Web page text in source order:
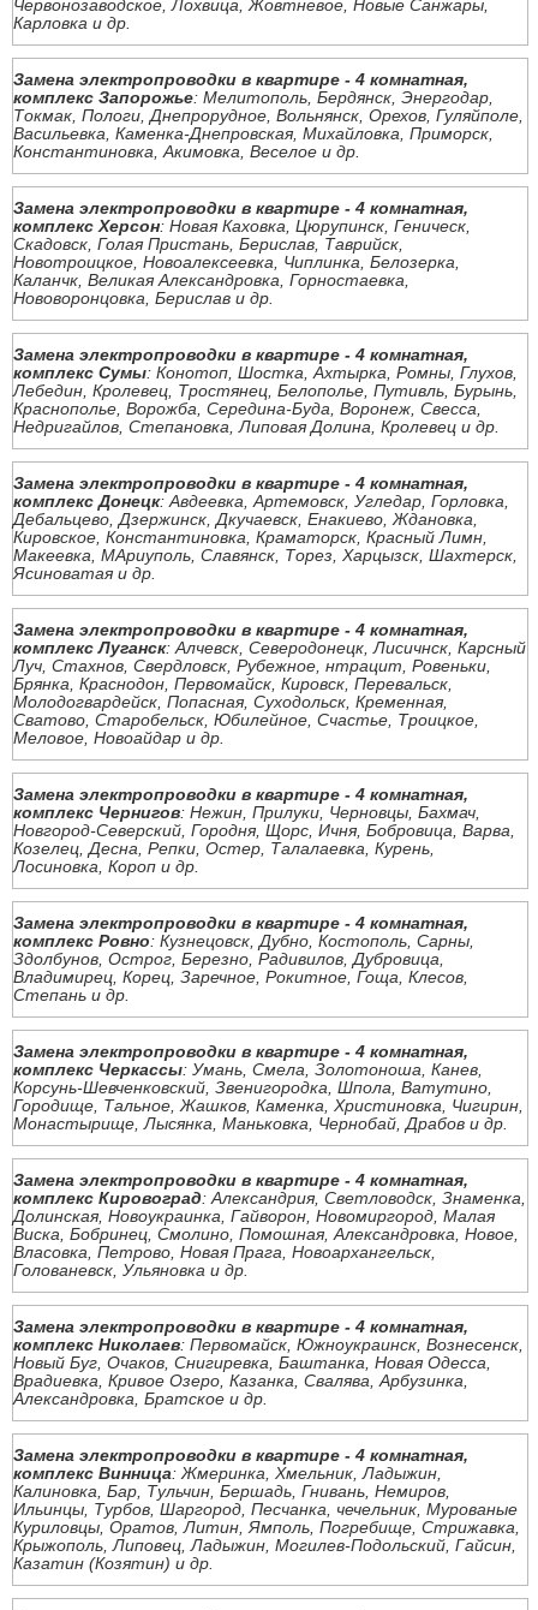
Червонозаводское, Лохвица, Жовтневое, Новые Санжары,
Карловка и др.
Замена электропроводки в квартире - 4 комнатная,
комплекс Запорожье: Мелитополь, Бердянск, Энергодар,
Токмак, Пологи, Днепрорудное, Вольнянск, Орехов, Гуляйполе,
Васильевка, Каменка-Днепровская, Михайловка, Приморск,
Константиновка, Акимовка, Веселое и др.
Замена электропроводки в квартире - 4 комнатная,
комплекс Херсон: Новая Каховка, Цюрупинск, Геническ,
Скадовск, Голая Пристань, Берислав, Таврийск,
Новотроицкое, Новоалексеевка, Чиплинка, Белозерка,
Каланчк, Великая Александровка, Горностаевка,
Нововоронцовка, Берислав и др.
Замена электропроводки в квартире - 4 комнатная,
комплекс Сумы: Конотоп, Шостка, Ахтырка, Ромны, Глухов,
Лебедин, Кролевец, Тростянец, Белополье, Путивль, Бурынь,
Краснополье, Ворожба, Середина-Буда, Воронеж, Свесса,
Недригайлов, Степановка, Липовая Долина, Кролевец и др.
Замена электропроводки в квартире - 4 комнатная,
комплекс Донецк: Авдеевка, Артемовск, Угледар, Горловка,
Дебальцево, Дзержинск, Дкучаевск, Енакиево, Ждановка,
Кировское, Константиновка, Краматорск, Красный Лимн,
Макеевка, МАриуполь, Славянск, Торез, Харцызск, Шахтерск,
Ясиноватая и др.
Замена электропроводки в квартире - 4 комнатная,
комплекс Луганск: Алчевск, Северодонецк, Лисичнск, Карсный
Луч, Стахнов, Свердловск, Рубежное, нтрацит, Ровеньки,
Брянка, Краснодон, Первомайск, Кировск, Перевальск,
Молодогвардейск, Попасная, Суходольск, Кременная,
Сватово, Старобельск, Юбилейное, Счастье, Троицкое,
Меловое, Новоайдар и др.
Замена электропроводки в квартире - 4 комнатная,
комплекс Чернигов: Нежин, Прилуки, Черновцы, Бахмач,
Новгород-Северский, Городня, Щорс, Ичня, Бобровица, Варва,
Козелец, Десна, Репки, Остер, Талалаевка, Курень,
Лосиновка, Короп и др.
Замена электропроводки в квартире - 4 комнатная,
комплекс Ровно: Кузнецовск, Дубно, Костополь, Сарны,
Здолбунов, Острог, Березно, Радивилов, Дубровица,
Владимирец, Корец, Заречное, Рокитное, Гоща, Клесов,
Степань и др.
Замена электропроводки в квартире - 4 комнатная,
комплекс Черкассы: Умань, Смела, Золотоноша, Канев,
Корсунь-Шевченковский, Звенигородка, Шпола, Ватутино,
Городище, Тальное, Жашков, Каменка, Христиновка, Чигирин,
Монастырище, Лысянка, Маньковка, Чернобай, Драбов и др.
Замена электропроводки в квартире - 4 комнатная,
комплекс Кировоград: Александрия, Светловодск, Знаменка,
Долинская, Новоукраинка, Гайворон, Новомиргород, Малая
Виска, Бобринец, Смолино, Помошная, Александровка, Новое,
Власовка, Петрово, Новая Прага, Новоархангельск,
Голованевск, Ульяновка и др.
Замена электропроводки в квартире - 4 комнатная,
комплекс Николаев: Первомайск, Южноукраинск, Вознесенск,
Новый Буг, Очаков, Снигиревка, Баштанка, Новая Одесса,
Врадиевка, Кривое Озеро, Казанка, Свалява, Арбузинка,
Александровка, Братское и др.
Замена электропроводки в квартире - 4 комнатная,
комплекс Винница: Жмеринка, Хмельник, Ладыжин,
Калиновка, Бар, Тульчин, Бершадь, Гнивань, Немиров,
Ильинцы, Турбов, Шаргород, Песчанка, чечельник, Мурованые
Куриловцы, Оратов, Литин, Ямполь, Погребище, Стрижавка,
Крыжополь, Липовец, Ладыжин, Могилев-Подольский, Гайсин,
Казатин (Козятин) и др.